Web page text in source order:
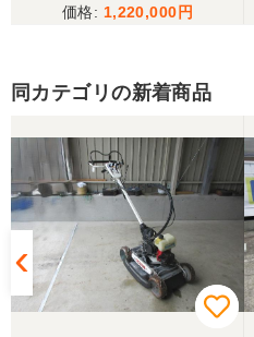
1,220,000
同カテゴリの新着商品